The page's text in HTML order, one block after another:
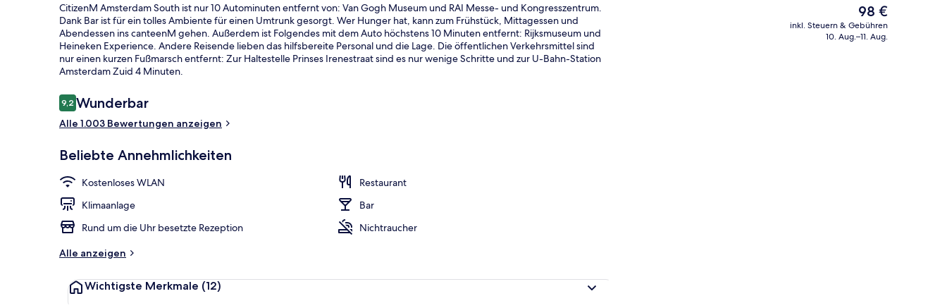
Blick von der Unterkunft Lobby-Lounge
CitizenM Amsterdam South ist nur 10 Autominuten entfernt von: Van Gogh Museum und RAI Messe- und Kongresszentrum.
Dank Bar ist für ein tolles Ambiente für einen Umtrunk gesorgt. Wer Hunger hat, kann zum Frühstück, Mittagessen und
Abendessen ins canteenM gehen. Außerdem ist Folgendes mit dem Auto höchstens 10 Minuten entfernt: Rijksmuseum und
Heineken Experience. Andere Reisende lieben das hilfsbereite Personal und die Lage. Die öffentlichen Verkehrsmittel sind
nur einen kurzen Fußmarsch entfernt: Zur Haltestelle Prinses Irenestraat sind es nur wenige Schritte und zur U-Bahn-Station
Amsterdam Zuid 4 Minuten.
Bewertungen
9,29,2 von 10.
Wunderbar
Alle 1.003 Bewertungen anzeigen
Beliebte Annehmlichkeiten
Kostenloses WLAN
Restaurant
Klimaanlage
Bar
Rund um die Uhr besetzte Rezeption
Nichtraucher
Alle anzeigen
Wichtigste Merkmale (12)
Der
aktuelle
Preis
98 €
inkl. Steuern & Gebühren
10. Aug.–11. Aug.